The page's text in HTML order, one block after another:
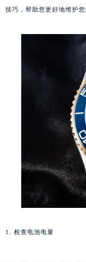
技巧，帮助您更好地维护您
1. 检查电池电量